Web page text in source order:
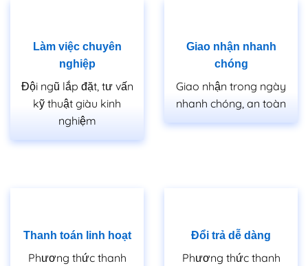
Làm việc chuyên
nghiệp
Đội ngũ lắp đặt, tư vấn
kỹ thuật giàu kinh
nghiệm
Giao nhận nhanh
chóng
Giao nhận trong ngày
nhanh chóng, an toàn
Thanh toán linh hoạt
Phương thức thanh
Đổi trả dễ dàng
Phương thức thanh